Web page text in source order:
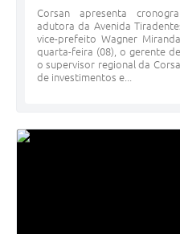
Corsan apresenta
adutora da Avenida
vice-prefeito Wagner
quarta-feira (08), o gerente
o supervisor regional da
de investimentos e...